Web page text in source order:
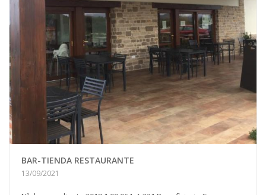
BAR-TIENDA RESTAURANTE
13/09/2021